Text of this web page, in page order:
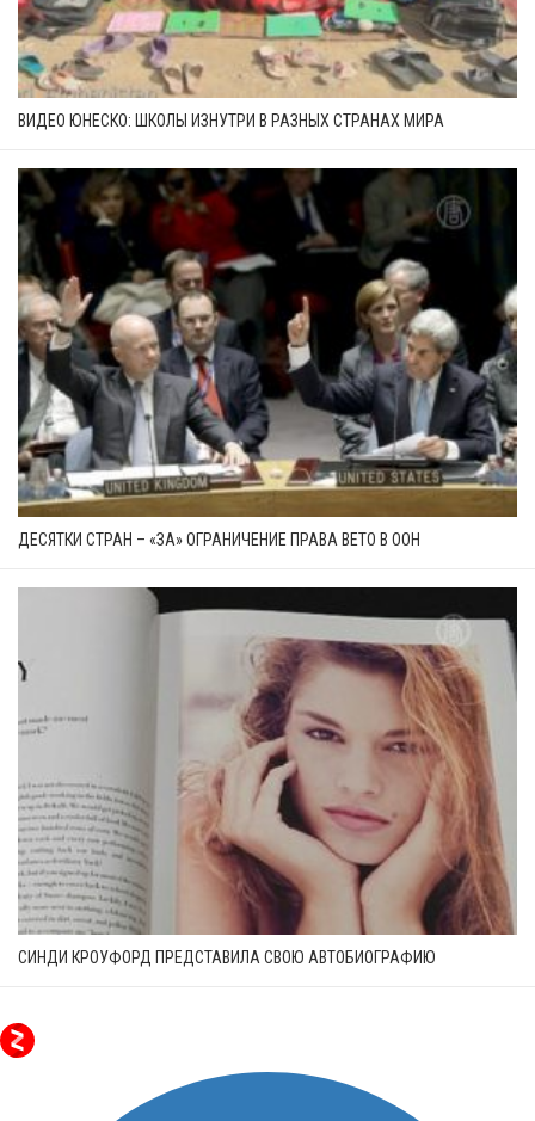
ВИДЕО ЮНЕСКО: ШКОЛЫ ИЗНУТРИ В РАЗНЫХ СТРАНАХ МИРА
ДЕСЯТКИ СТРАН – «ЗА» ОГРАНИЧЕНИЕ ПРАВА ВЕТО В ООН
СИНДИ КРОУФОРД ПРЕДСТАВИЛА СВОЮ АВТОБИОГРАФИЮ